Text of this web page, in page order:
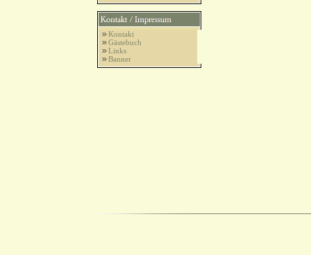
Kontakt
Gästebuch
Links
Banner